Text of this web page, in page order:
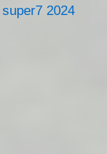
2024